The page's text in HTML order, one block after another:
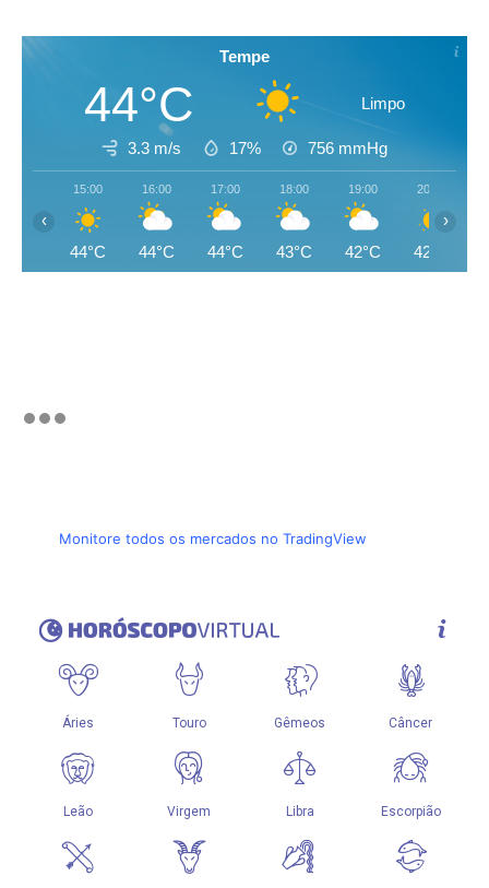
Tempe
44°C Limpo
3.3 m/s 17% 756 mmHg
15:00
44°C
16:00
44°C
17:00
44°C
18:00
43°C
19:00
42°C
20:00
42°C
‹ ›
Monitore todos os mercados no TradingView